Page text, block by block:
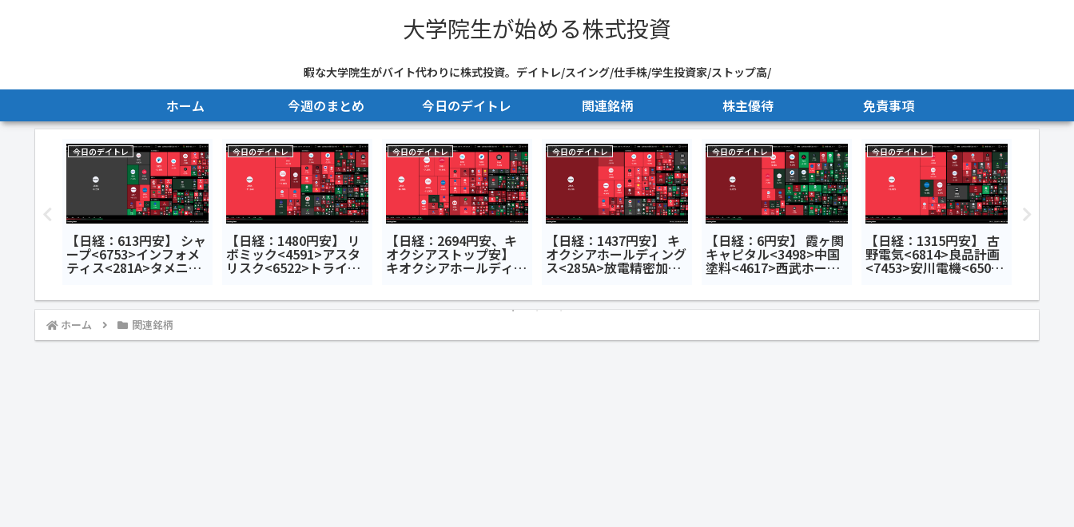
大学院生が始める株式投資
暇な大学院生がバイト代わりに株式投資。デイトレ/スイング/仕手株/学生投資家/ストップ高/
ホーム 今週のまとめ 今日のデイトレ 関連銘柄 株主優待 免責事項
今日のデイトレ
【日経：613円安】 シャ
ープ<6753>インフォメ
ティス<281A>タメニー
<6181>今日のデイトレ6
今日のデイトレ
【日経：1480円安】 リ
ボミック<4591>アスタ
リスク<6522>トライア
ルホールディングス
月7日
今日のデイトレ
【日経：2694円安、キ
オクシアストップ安】
キオクシアホールディン
グス<285A>セブン＆ア
<3382>NEXT NOTES 韓
今日のデイトレ
【日経：1437円安】 キ
オクシアホールディング
ス<285A>放電精密加工
デイトレ7月8日
今日のデイトレ
【日経：6円安】 霞ヶ関
キャピタル<3498>中国
塗料<4617>西武ホール
ディングス<9024>今日
今日のデイトレ
【日経：1315円安】 古
野電気<6814>良品計画
<7453>安川電機<6506>
今日のデイトレ7月13日
ホーム 関連銘柄